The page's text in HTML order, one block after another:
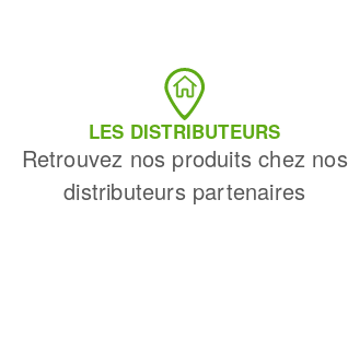
LES DISTRIBUTEURS
Retrouvez nos produits chez nos
distributeurs partenaires